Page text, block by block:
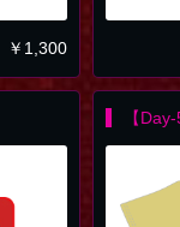
￥ 1,300
【